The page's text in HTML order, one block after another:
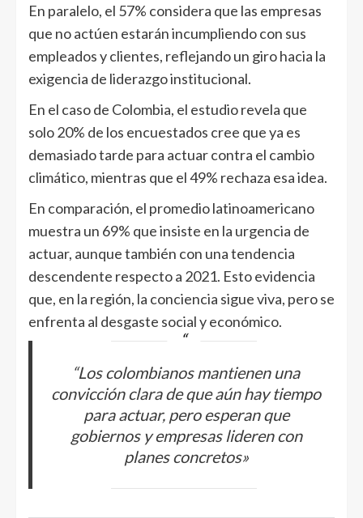
En paralelo, el 57% considera que las empresas
que no actúen estarán incumpliendo con sus
empleados y clientes, reflejando un giro hacia la
exigencia de liderazgo institucional.
En el caso de Colombia, el estudio revela que
solo 20% de los encuestados cree que ya es
demasiado tarde para actuar contra el cambio
climático, mientras que el 49% rechaza esa idea.
En comparación, el promedio latinoamericano
muestra un 69% que insiste en la urgencia de
actuar, aunque también con una tendencia
descendente respecto a 2021. Esto evidencia
que, en la región, la conciencia sigue viva, pero se
enfrenta al desgaste social y económico.
“Los colombianos mantienen una
convicción clara de que aún hay tiempo
para actuar, pero esperan que
gobiernos y empresas lideren con
planes concretos»